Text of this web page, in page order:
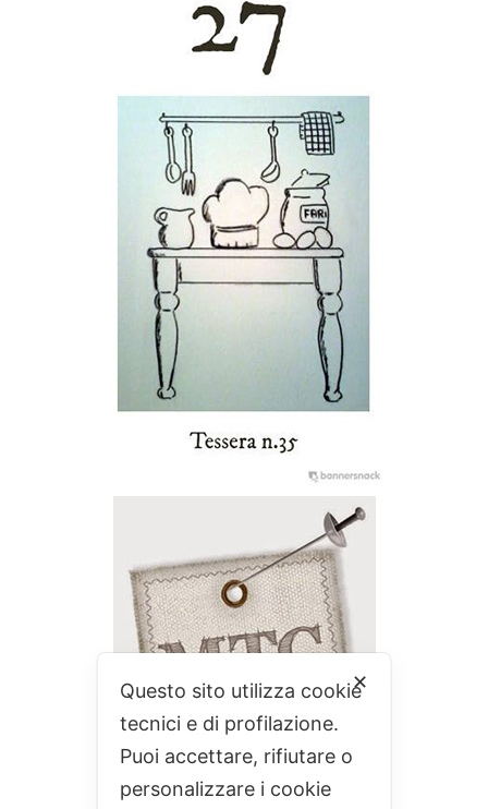
✕
Questo sito utilizza cookie
tecnici e di profilazione.
Puoi accettare, rifiutare o
personalizzare i cookie